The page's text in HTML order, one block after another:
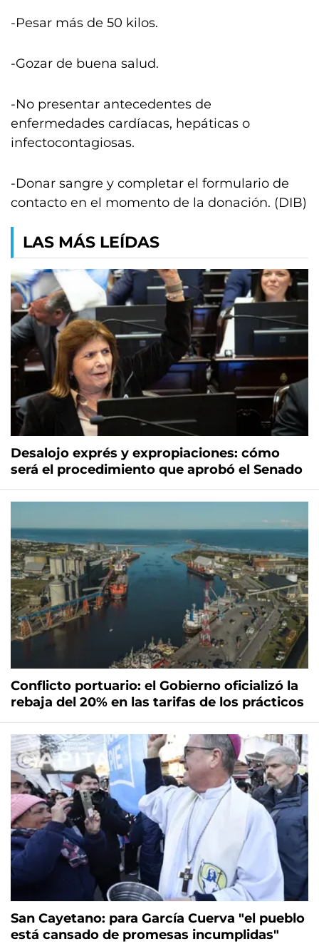
-Pesar más de 50 kilos.
-Gozar de buena salud.
-No presentar antecedentes de
enfermedades cardíacas, hepáticas o
infectocontagiosas.
-Donar sangre y completar el formulario de
contacto en el momento de la donación. (DIB)
LAS MÁS LEÍDAS
Desalojo exprés y expropiaciones: cómo
será el procedimiento que aprobó el Senado
Conflicto portuario: el Gobierno oficializó la
rebaja del 20% en las tarifas de los prácticos
San Cayetano: para García Cuerva "el pueblo
está cansado de promesas incumplidas"